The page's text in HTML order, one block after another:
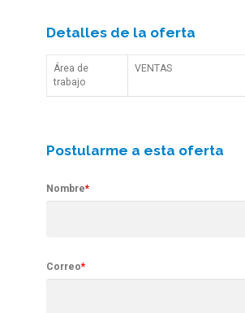
Detalles de la oferta
Área de
trabajo
VENTAS
Postularme a esta oferta
Nombre*
Correo*